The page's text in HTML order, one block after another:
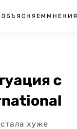
ОБЪЯСНЯЕМ МНЕНИЯ
с
хуже